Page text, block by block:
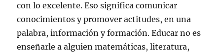
con lo excelente. Eso significa comunicar
conocimientos y promover actitudes, en una
palabra, información y formación. Educar no es
enseñarle a alguien matemáticas, literatura,